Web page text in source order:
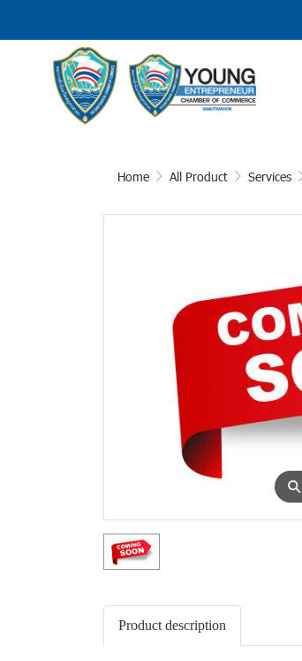
Home All Product Services
⚲
Product description